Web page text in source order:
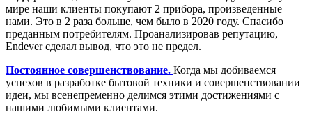
мире наши клиенты покупают 2 прибора, произведенные
нами. Это в 2 раза больше, чем было в 2020 году. Спасибо
преданным потребителям. Проанализировав репутацию,
Endever сделал вывод, что это не предел.
Постоянное совершенствование. Когда мы добиваемся
успехов в разработке бытовой техники и совершенствовании
идеи, мы всенепременно делимся этими достижениями с
нашими любимыми клиентами.